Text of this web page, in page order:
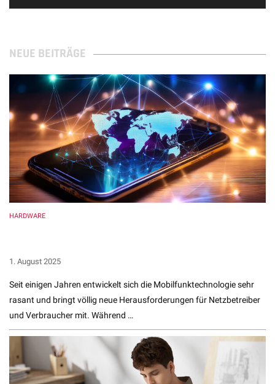
NEUE BEITRÄGE
HARDWARE
1. August 2025
Seit einigen Jahren entwickelt sich die Mobilfunktechnologie sehr
rasant und bringt völlig neue Herausforderungen für Netzbetreiber
und Verbraucher mit. Während …